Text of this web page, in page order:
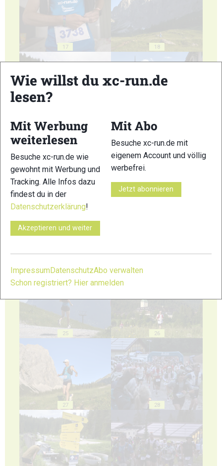
17 18
22
25 26
27 28
Wie willst du xc-run.de
lesen?
Mit Werbung
weiterlesen
Besuche xc-run.de wie
gewohnt mit Werbung und
Tracking. Alle Infos dazu
findest du in der
Datenschutzerklärung!
Akzeptieren und weiter
Mit Abo
Besuche xc-run.de mit
eigenem Account und völlig
werbefrei.
Jetzt abonnieren
Impressum DatenschutzAbo verwalten
Schon registriert? Hier anmelden